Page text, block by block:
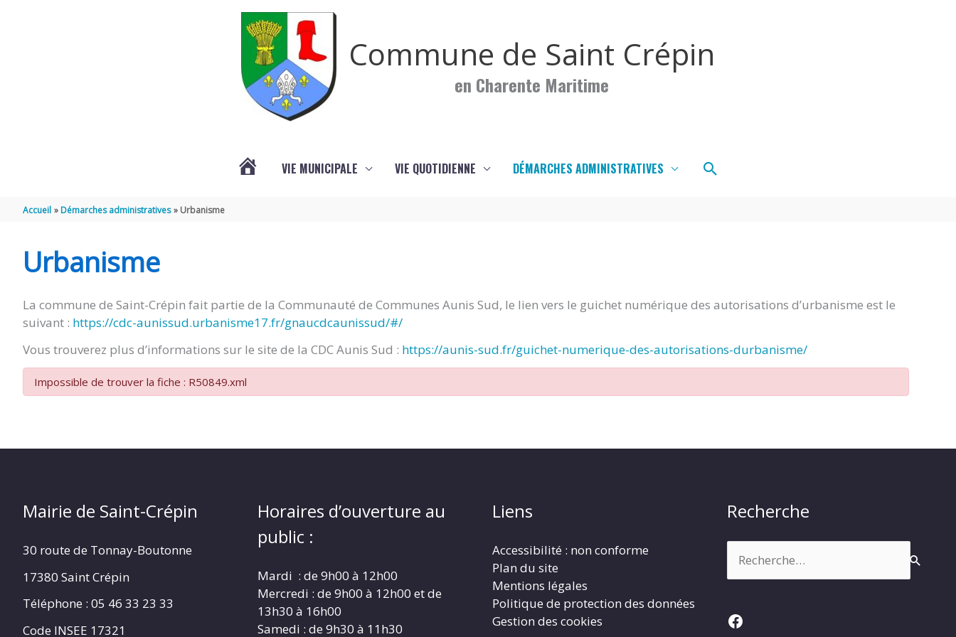
Commune de Saint Crépin
en Charente Maritime
CRÉPIN
VIE MUNICIPALE VIE QUOTIDIENNE DÉMARCHES ADMINISTRATIVES Rechercher
Accueil Démarches administratives Urbanisme
Urbanisme
La commune de Saint-Crépin fait partie de la Communauté de Communes Aunis Sud, le lien vers le guichet numérique des autorisations d’urbanisme est le
suivant : https://cdc-aunissud.urbanisme17.fr/gnaucdcaunissud/#/
Vous trouverez plus d’informations sur le site de la CDC Aunis Sud : https://aunis-sud.fr/guichet-numerique-des-autorisations-durbanisme/
Impossible de trouver la fiche : R50849.xml
Mairie de Saint-Crépin
30 route de Tonnay-Boutonne
17380 Saint Crépin
Téléphone : 05 46 33 23 33
Code INSEE 17321
Horaires d’ouverture au
public :
Mardi : de 9h00 à 12h00
Mercredi : de 9h00 à 12h00 et de
13h30 à 16h00
Samedi : de 9h30 à 11h30
Liens
Accessibilité : non conforme
Plan du site
Mentions légales
Politique de protection des données
Gestion des cookies
Recherche
Facebook